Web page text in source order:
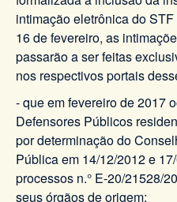
intimação eletrônica do
16 de fevereiro, as
passarão a ser feitas
nos respectivos portais
- que em fevereiro de 2017
Defensores Públicos
por determinação do
Pública em 14/12/2012 e
processos n.° E-20/21528/
seus órgãos de origem;